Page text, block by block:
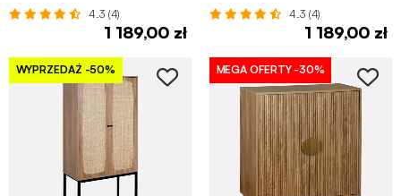
4.3 (4)
1 189,00 zł
4.3 (4)
1 189,00 zł
WYPRZEDAŻ -50% MEGA OFERTY -30%